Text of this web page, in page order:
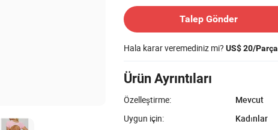
Talep Gönder
Hala karar veremediniz mi? US$ 20/Parça
Ürün Ayrıntıları
Özelleştirme:
Mevcut
Uygun için:
Kadınlar